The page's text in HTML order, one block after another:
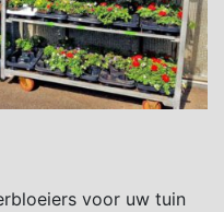
voor uw tuin